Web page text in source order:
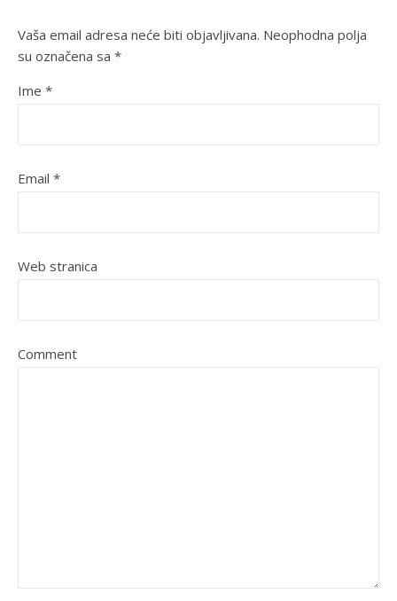
Vaša email adresa neće biti objavljivana. Neophodna polja
su označena sa *
Ime *
Email *
Web stranica
Comment